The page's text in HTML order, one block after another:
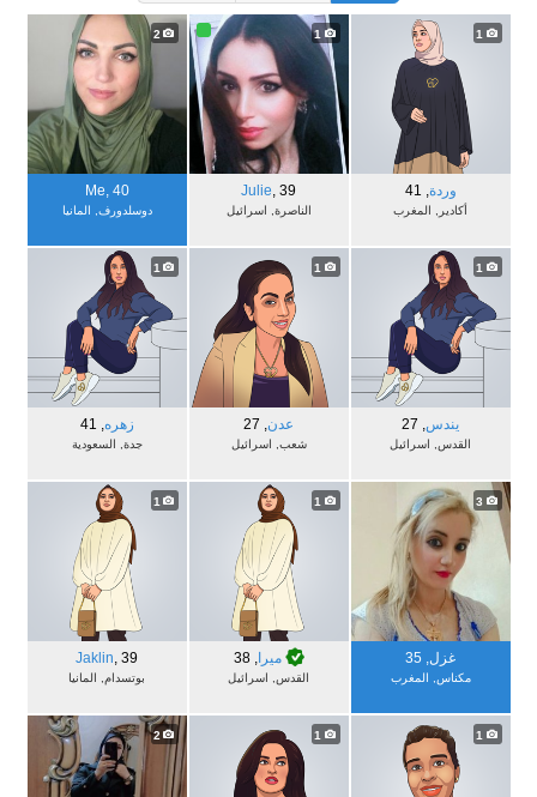
1
وردة,
41
أكادير, المغرب
1
Julie,39
الناصرة, اسرائيل
2
Me, 40
دوسلدورف, المانيا
1
يندس,
27
القدس, اسرائيل
1
عدن,
27
شعب, اسرائيل
1
زهره,
41
جدة‎, السعودية
3
غزل,
35
مكناس, المغرب
1
ميرا,
38
القدس, اسرائيل
1
Jaklin,39
بوتسدام, المانيا
1
1
2